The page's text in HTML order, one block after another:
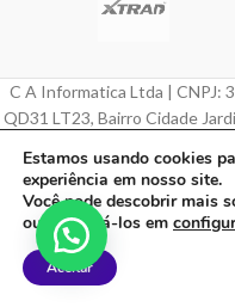
C A Informatica Ltda | CNPJ:
QD31 LT23, Bairro Cidade
Feito com ❤ por
Estamos usando cookies
experiência em nosso site.
Você pode descobrir mais
ou desativá-los em
Aceitar